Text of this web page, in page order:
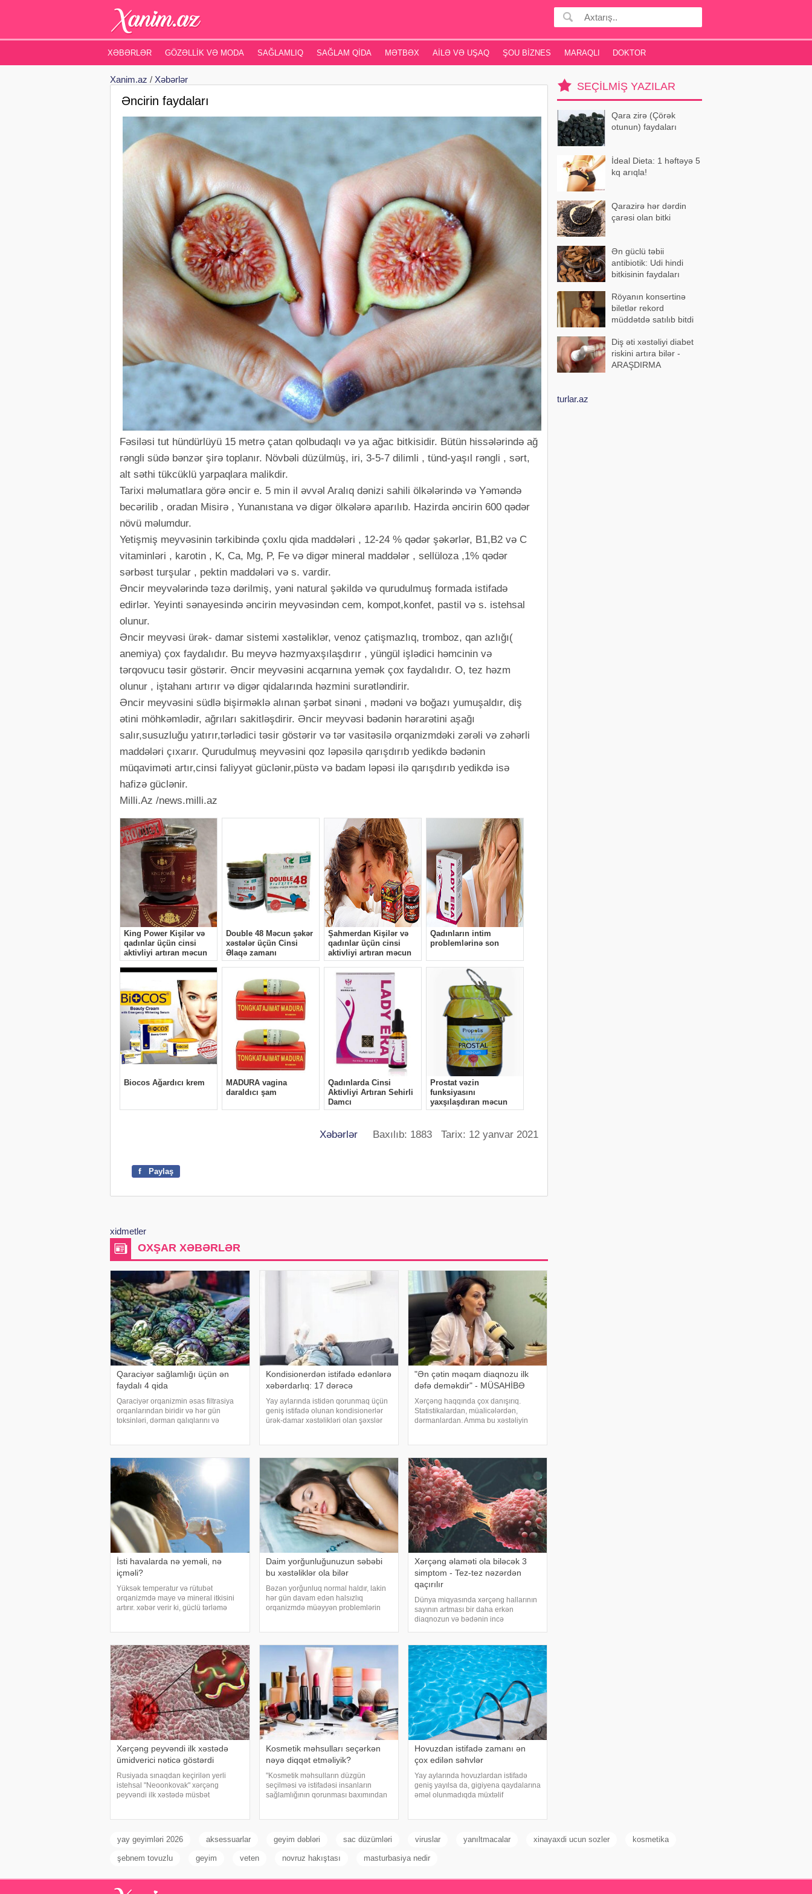
XƏBƏRLƏR GÖZƏLLIK VƏ MODA SAĞLAMLIQ SAĞLAM QIDA MƏTBƏX AILƏ VƏ UŞAQ ŞOU BIZNES MARAQLI DOKTOR
Xanim.az / Xəbərlər
Əncirin faydaları
Fəsiləsi tut hündürlüyü 15 metrə çatan qolbudaqlı və ya ağac bitkisidir. Bütün hissələrində ağ
rəngli südə bənzər şirə toplanır. Növbəli düzülmüş, iri, 3-5-7 dilimli , tünd-yaşıl rəngli , sərt,
alt səthi tükcüklü yarpaqlara malikdir.
Tarixi məlumatlara görə əncir e. 5 min il əvvəl Aralıq dənizi sahili ölkələrində və Yəməndə
becərilib , oradan Misirə , Yunanıstana və digər ölkələrə aparılıb. Hazirda əncirin 600 qədər
növü məlumdur.
Yetişmiş meyvəsinin tərkibində çoxlu qida maddələri , 12-24 % qədər şəkərlər, B1,B2 və C
vitaminləri , karotin , K, Ca, Mg, P, Fe və digər mineral maddələr , sellüloza ,1% qədər
sərbəst turşular , pektin maddələri və s. vardir.
Əncir meyvələrində təzə dərilmiş, yəni natural şəkildə və qurudulmuş formada istifadə
edirlər. Yeyinti sənayesində əncirin meyvəsindən cem, kompot,konfet, pastil və s. istehsal
olunur.
Əncir meyvəsi ürək- damar sistemi xəstəliklər, venoz çatişmazlıq, tromboz, qan azlığı(
anemiya) çox faydalıdır. Bu meyvə həzmyaxşılaşdırır , yüngül işlədici həmcinin və
tərqovucu təsir göstərir. Əncir meyvəsini acqarnına yemək çox faydalıdır. O, tez həzm
olunur , iştahanı artırır və digər qidalarında həzmini surətləndirir.
Əncir meyvəsini südlə bişirməklə alınan şərbət sinəni , mədəni və boğazı yumuşaldır, diş
ətini möhkəmlədir, ağrıları sakitləşdirir. Əncir meyvəsi bədənin hərarətini aşağı
salır,susuzluğu yatırır,tərlədici təsir göstərir və tər vasitəsilə orqanizmdəki zərəli və zəhərli
maddələri çıxarır. Qurudulmuş meyvəsini qoz ləpəsilə qarışdırıb yedikdə bədənin
müqaviməti artır,cinsi faliyyət güclənir,püstə və badam ləpəsi ilə qarışdırıb yedikdə isə
hafizə güclənir.
Milli.Az /news.milli.az
Xəbərlər Baxılıb: 1883 Tarix: 12 yanvar 2021
f Paylaş
xidmetler
OXŞAR XƏBƏRLƏR
Qaraciyər sağlamlığı üçün ən
faydalı 4 qida
Qaraciyər orqanizmin əsas filtrasiya
orqanlarından biridir və hər gün
toksinləri, dərman qalıqlarını və
klinikalar
Kondisionerdən istifadə edənlərə
xəbərdarlıq: 17 dərəcə
Yay aylarında istidən qorunmaq üçün
geniş istifadə olunan kondisionerlər
ürək-damar xəstəlikləri olan şəxslər
"Ən çətin məqam diaqnozu ilk
dəfə deməkdir" - MÜSAHİBƏ
Xərçəng haqqında çox danışırıq.
Statistikalardan, müalicələrdən,
dərmanlardan. Amma bu xəstəliyin
Elə buna gör
İsti havalarda nə yeməli, nə
içməli?
Yüksək temperatur və rütubət
orqanizmdə maye və mineral itkisini
artırır. xəbər verir ki, güclü tərləmə
hallara səbəb ol
Daim yorğunluğunuzun səbəbi
bu xəstəliklər ola bilər
Bəzən yorğunluq normal haldır, lakin
hər gün davam edən halsızlıq
orqanizmdə müəyyən problemlərin
vəz xəstəlikləri, şəkərl
Xərçəng əlaməti ola biləcək 3
simptom - Tez-tez nəzərdən
qaçırılır
Dünya miqyasında xərçəng hallarının
sayının artması bir daha erkən
diaqnozun və bədənin incə
Məşhur inancın əksinə olaraq,
xərçəng növləri həmişə ağı
Xərçəng peyvəndi ilk xəstədə
ümidverici nəticə göstərdi
Rusiyada sınaqdan keçirilən yerli
istehsal "Neoonkovak" xərçəng
peyvəndi ilk xəstədə müsbət
Kosmetik məhsulları seçərkən
nəyə diqqət etməliyik?
"Kosmetik məhsulların düzgün
seçilməsi və istifadəsi insanların
sağlamlığının qorunması baxımından
Hovuzdan istifadə zamanı ən
çox edilən səhvlər
Yay aylarında hovuzlardan istifadə
geniş yayılsa da, gigiyena qaydalarına
əməl olunmadıqda müxtəlif
SEÇILMIŞ YAZILAR
Qara zirə (Çörək
otunun) faydaları
İdeal Dieta: 1 həftəyə 5
kq arıqla!
Qarazirə hər dərdin
çarəsi olan bitki
Ən güclü təbii
antibiotik: Udi hindi
bitkisinin faydaları
Röyanın konsertinə
biletlər rekord
müddətdə satılıb bitdi
Diş əti xəstəliyi diabet
riskini artıra bilər -
ARAŞDIRMA
turlar.az
yay geyimləri 2026 aksessuarlar geyim dəbləri sac düzümləri viruslar yanıltmacalar xinayaxdi ucun sozler kosmetika
şebnem tovuzlu geyim veten novruz hakıştası masturbasiya nedir